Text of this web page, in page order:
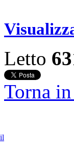
Letto
Torna